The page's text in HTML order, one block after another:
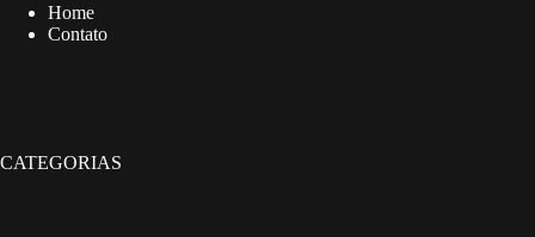
Home
Contato
CATEGORIAS